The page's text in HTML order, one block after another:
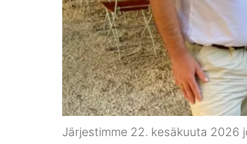
Järjestimme 22. kesäkuuta 2026